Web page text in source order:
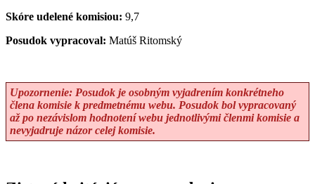
Skóre udelené komisiou: 9,7
Posudok vypracoval: Matúš Ritomský
Upozornenie: Posudok je osobným vyjadrením konkrétneho
člena komisie k predmetnému webu. Posudok bol vypracovaný
až po nezávislom hodnotení webu jednotlivými členmi komisie a
nevyjadruje názor celej komisie.